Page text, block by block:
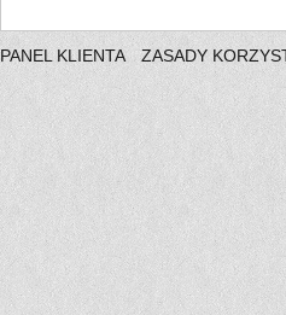
PANEL KLIENTA ZASADY